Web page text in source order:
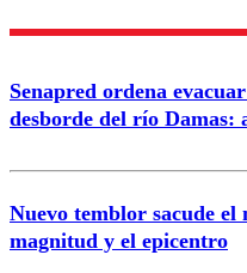
Senapred ordena
desborde del río Damas:
Nuevo temblor sacude
magnitud y el epicentro